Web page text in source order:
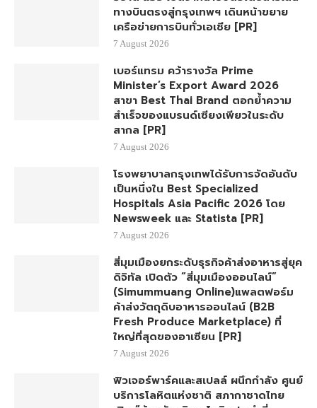
ทางบินตรงสู่กรุงเทพฯ เดินหน้าขยาย
เครือข่ายการบินทั่วเอเชีย [PR]
7 August 2026
เบอร์แทรม คว้ารางวัล Prime
Minister’s Export Award 2026
สาขา Best Thai Brand ตอกย้ำความ
สำเร็จของแบรนด์เซียงเพียวในระดับ
สากล [PR]
7 August 2026
โรงพยาบาลกรุงเทพได้รับการจัดอันดับ
เป็นหนึ่งใน Best Specialized
Hospitals Asia Pacific 2026 โดย
Newsweek และ Statista [PR]
7 August 2026
สี่มุมเมืองยกระดับธุรกิจค้าส่งอาหารสู่ยุค
ดิจิทัล เปิดตัว “สี่มุมเมืองออนไลน์”
(Simummuang Online)แพลตฟอร์ม
ค้าส่งวัตถุดิบอาหารออนไลน์ (B2B
Fresh Produce Marketplace) ที่
ใหญ่ที่สุดของอาเซียน [PR]
7 August 2026
ฟิวเจอร์พาร์คและสเปลล์ ผนึกกำลัง ศูนย์
บริการโลหิตแห่งชาติ สภากาชาดไทย